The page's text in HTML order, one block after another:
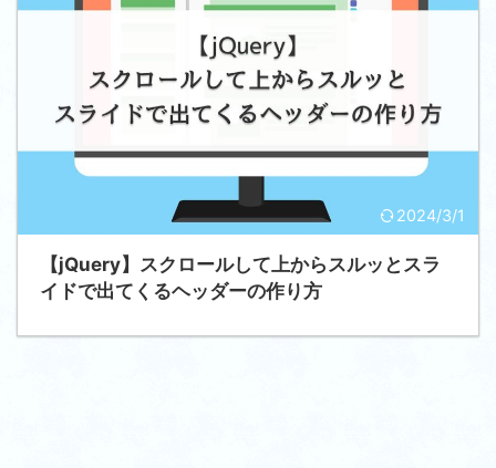
2024/3/1
【jQuery】スクロールして上からスルッとスラ
イドで出てくるヘッダーの作り方